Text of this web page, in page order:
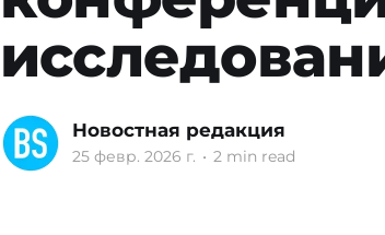
Новостная редакция
25 февр. 2026 г. • 2 min read